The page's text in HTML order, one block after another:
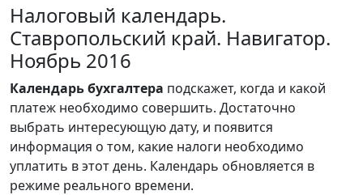
Налоговый календарь.
Ставропольский край. Навигатор.
Ноябрь 2016
Календарьбухгалтера подскажет, когда и какой
платеж необходимо совершить. Достаточно
выбрать интересующую дату, и появится
информация о том, какие налоги необходимо
уплатить в этот день. Календарь обновляется в
режиме реального времени.